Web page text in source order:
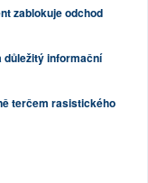
zablokuje odchod
důležitý informační
terčem rasistického